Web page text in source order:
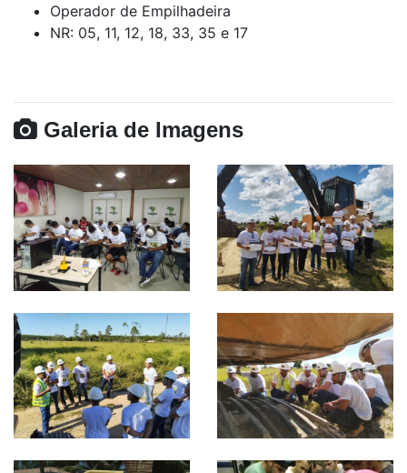
Operador de Empilhadeira
NR: 05, 11, 12, 18, 33, 35 e 17
Galeria de Imagens